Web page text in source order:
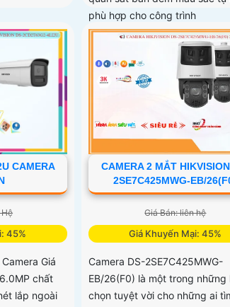
phù hợp cho công trình
CAMERA
Hệ
45%
Giá
chất
lắp ngoài
CAMERA 2 MẮT
2SE7C425MWG-EB/
Giá Bán: liên hệ
Giá Khuyến Mại: 45%
Camera DS-2SE7C425MWG-
EB/26(F0) là một trong những
chọn tuyệt vời cho những ai